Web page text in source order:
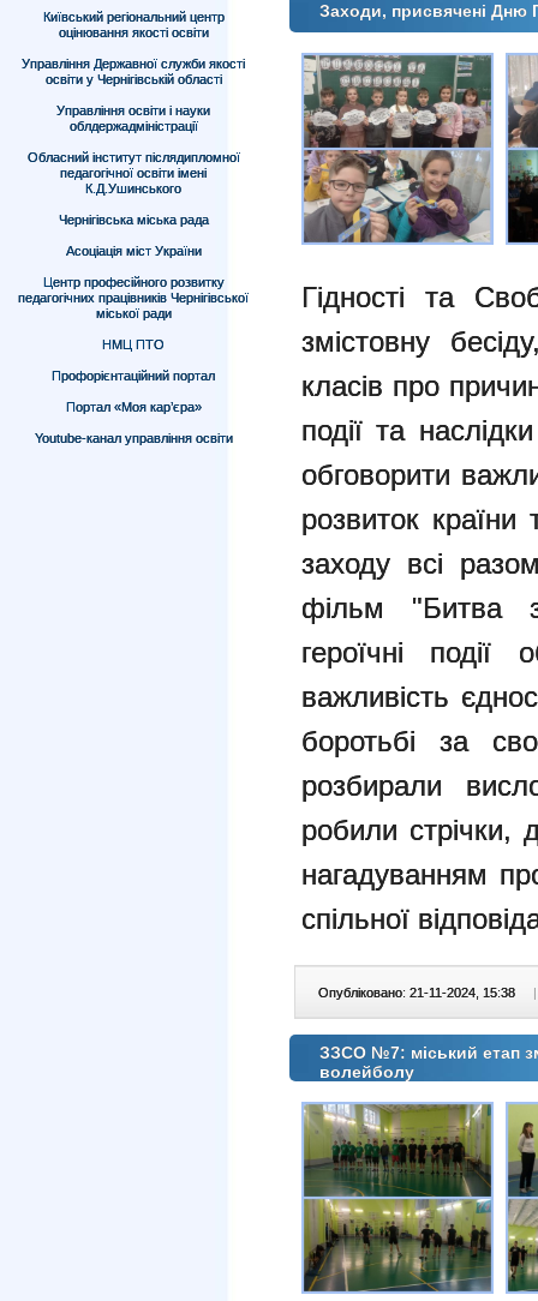
Київський регіональний центр
оцінювання якості освіти
Управління Державної служби якості
освіти у Чернігівській області
Управління освіти і науки
облдержадміністрації
Обласний інститут післядипломної
педагогічної освіти імені
К.Д.Ушинського
Чернігівська міська рада
Асоціація міст України
Центр професійного розвитку
педагогічних працівників Чернігівської
міської ради
НМЦ ПТО
Профорієнтаційний портал
Портал «Моя кар’єра»
Youtube-канал управління освіти
Заходи, присвячені Дню
Гідності та
змістовну
класів про
події та
обговорити
розвиток
заходу всі
фільм "Битва
героїчні події
важливість
боротьбі за
розбирали
робили стрічки,
нагадуванням
спільної
Опубліковано: 21-11-2024, 15:38 |
ЗЗСО №7: міський етап
волейболу